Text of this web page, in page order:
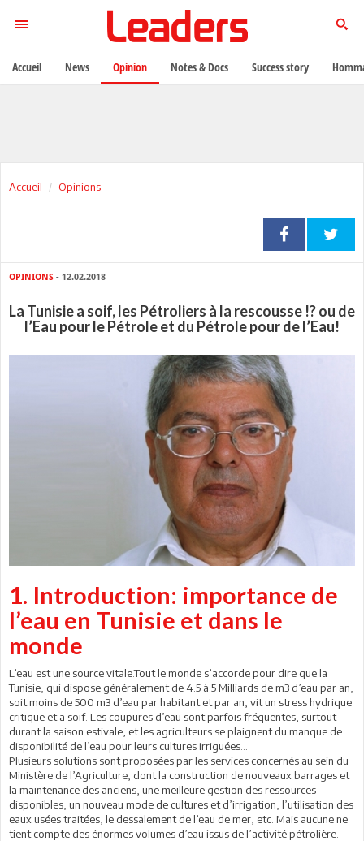
Accueil Opinions
OPINIONS - 12.02.2018
La Tunisie a soif, les Pétroliers à la rescousse !? ou de
l’Eau pour le Pétrole et du Pétrole pour de l’Eau!
1. Introduction: importance de
l’eau en Tunisie et dans le
monde
L’eau est une source vitale.Tout le monde s’accorde pour dire que la
Tunisie, qui dispose généralement de 4.5 à 5 Milliards de m3 d’eau par an,
soit moins de 500 m3 d’eau par habitant et par an, vit un stress hydrique
critique et a soif. Les coupures d’eau sont parfois fréquentes, surtout
durant la saison estivale, et les agriculteurs se plaignent du manque de
disponibilité de l’eau pour leurs cultures irriguées…
Plusieurs solutions sont proposées par les services concernés au sein du
Ministère de l’Agriculture, dont la construction de nouveaux barrages et
la maintenance des anciens, une meilleure gestion des ressources
disponibles, un nouveau mode de cultures et d’irrigation, l’utilisation des
eaux usées traitées, le dessalement de l’eau de mer, etc. Mais aucune ne
tient compte des énormes volumes d’eau issus de l’activité pétrolière.
Accueil News Opinion Notes & Docs Success story